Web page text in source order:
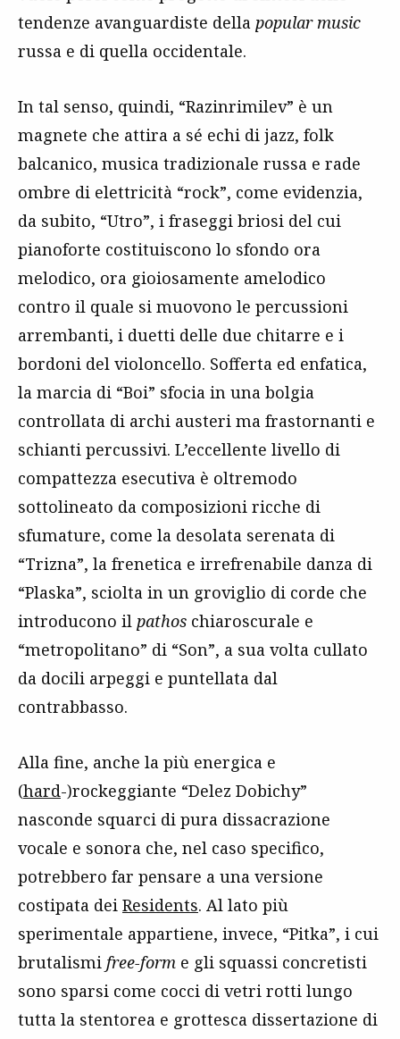
tendenze avanguardiste della popular music
russa e di quella occidentale.
In tal senso, quindi, “Razinrimilev” è un
magnete che attira a sé echi di jazz, folk
balcanico, musica tradizionale russa e rade
ombre di elettricità “rock”, come evidenzia,
da subito, “Utro”, i fraseggi briosi del cui
pianoforte costituiscono lo sfondo ora
melodico, ora gioiosamente amelodico
contro il quale si muovono le percussioni
arrembanti, i duetti delle due chitarre e i
bordoni del violoncello. Sofferta ed enfatica,
la marcia di “Boi” sfocia in una bolgia
controllata di archi austeri ma frastornanti e
schianti percussivi. L’eccellente livello di
compattezza esecutiva è oltremodo
sottolineato da composizioni ricche di
sfumature, come la desolata serenata di
“Trizna”, la frenetica e irrefrenabile danza di
“Plaska”, sciolta in un groviglio di corde che
introducono il pathos chiaroscurale e
“metropolitano” di “Son”, a sua volta cullato
da docili arpeggi e puntellata dal
contrabbasso.
Alla fine, anche la più energica e
(hard-)rockeggiante “Delez Dobichy”
nasconde squarci di pura dissacrazione
vocale e sonora che, nel caso specifico,
potrebbero far pensare a una versione
costipata dei Residents. Al lato più
sperimentale appartiene, invece, “Pitka”, i cui
brutalismi free-form e gli squassi concretisti
sono sparsi come cocci di vetri rotti lungo
tutta la stentorea e grottesca dissertazione di